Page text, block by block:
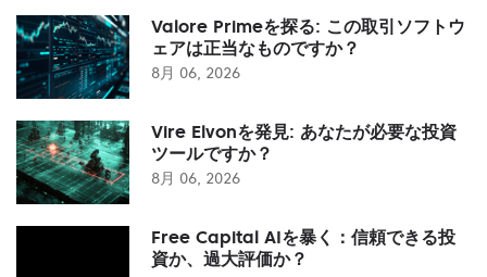
Valore Primeを探る: この取引ソフトウ
ェアは正当なものですか？
8月 06, 2026
Vire Elvonを発見: あなたが必要な投資
ツールですか？
8月 06, 2026
Free Capital AIを暴く：信頼できる投
資か、過大評価か？